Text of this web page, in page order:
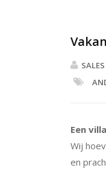
SALES
Een
Wij
en